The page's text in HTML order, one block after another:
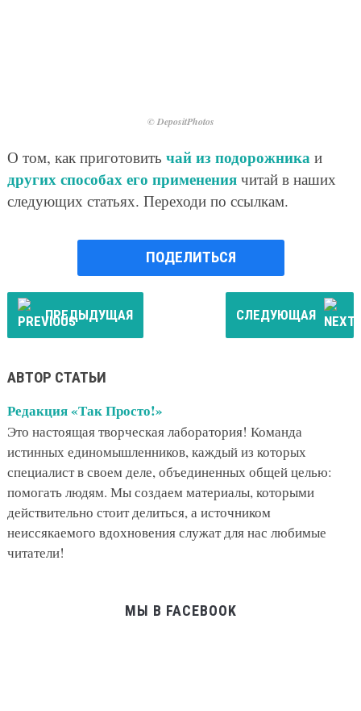
© DepositPhotos
О том, как приготовить чай из подорожника и
других способах его применениячитай в наших
следующих статьях. Переходи по ссылкам.
ПОДЕЛИТЬСЯ
ПРЕДЫДУЩАЯ СЛЕДУЮЩАЯ
АВТОР СТАТЬИ
Редакция «Так Просто!»
Это настоящая творческая лаборатория! Команда
истинных единомышленников, каждый из которых
специалист в своем деле, объединенных общей целью:
помогать людям. Мы создаем материалы, которыми
действительно стоит делиться, а источником
неиссякаемого вдохновения служат для нас любимые
читатели!
МЫ В FACEBOOK